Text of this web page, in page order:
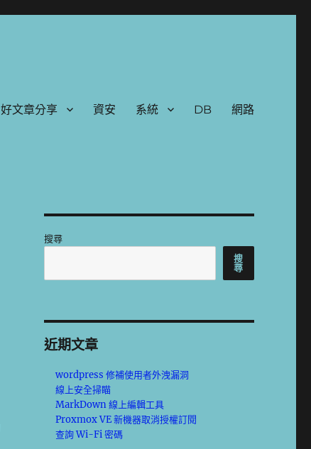
好文章分享 資安 系統 DB 網路
搜尋
搜
尋
近期文章
wordpress 修補使用者外洩漏洞
線上安全掃瞄
MarkDown 線上編輯工具
Proxmox VE 新機器取消授權訂閱
查詢 Wi-Fi 密碼